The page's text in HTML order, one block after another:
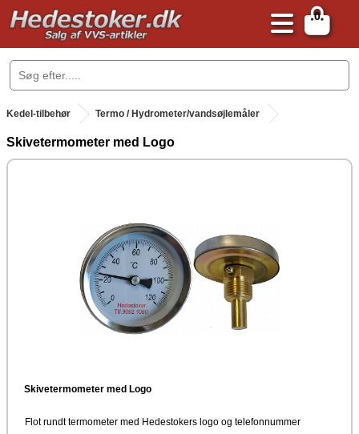
0
.
Kedel-tilbehør Termo / Hydrometer/vandsøjlemåler
Skivetermometer med Logo
Skivetermometer med Logo
Flot rundt termometer med Hedestokers logo og telefonnummer